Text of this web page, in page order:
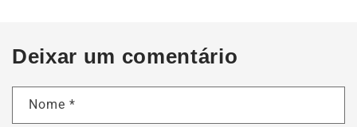
Deixar um comentário
Nome *